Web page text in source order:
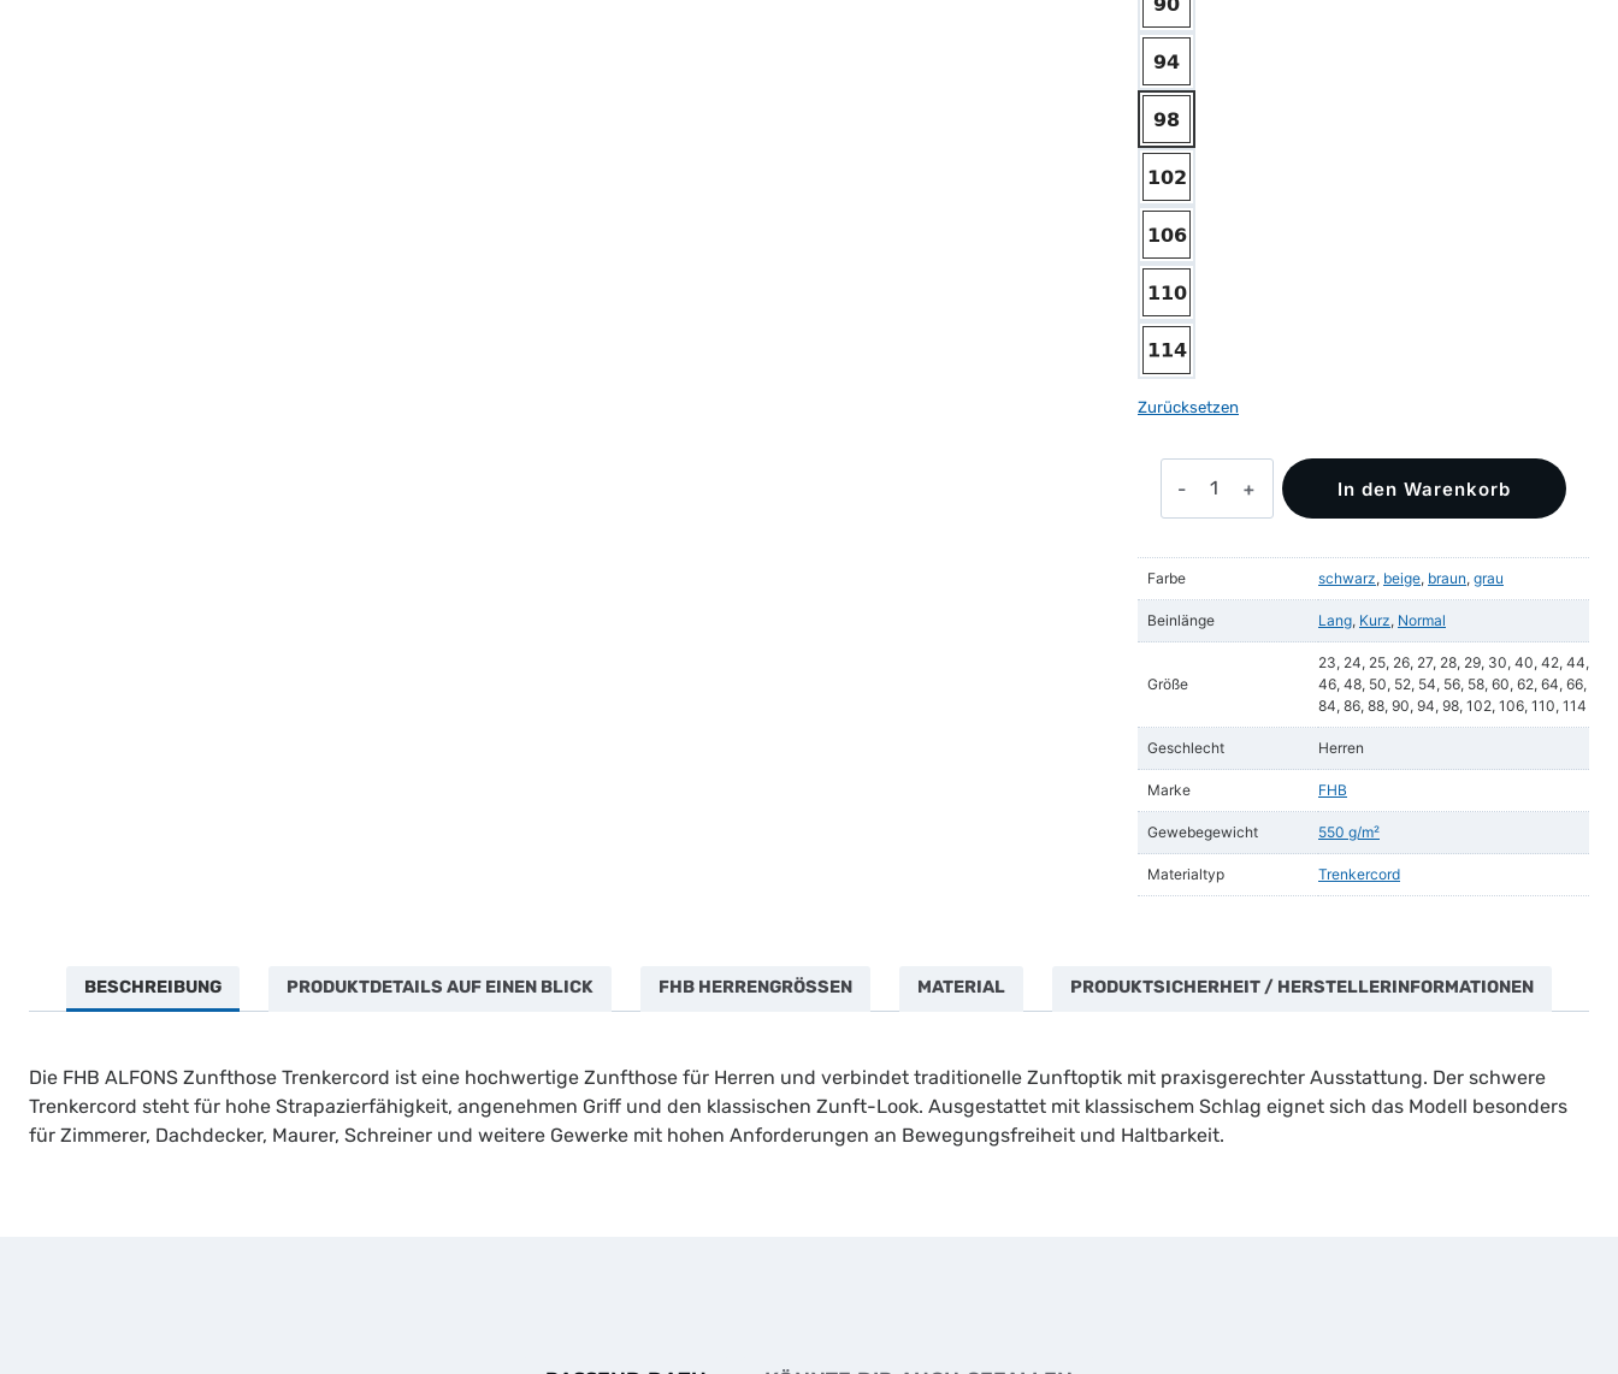
Zurücksetzen
Zunfthose
Menge
In den Warenkorb
Farbe schwarz, beige, braun, grau
Beinlänge Lang, Kurz, Normal
Größe
23, 24, 25, 26, 27, 28, 29, 30, 40, 42, 44,
46, 48, 50, 52, 54, 56, 58, 60, 62, 64, 66,
84, 86, 88, 90, 94, 98, 102, 106, 110, 114
Geschlecht Herren
Marke FHB
Gewebegewicht 550 g/m²
Materialtyp Trenkercord
BESCHREIBUNG PRODUKTDETAILS AUF EINEN BLICK FHB HERRENGRÖSSEN MATERIAL PRODUKTSICHERHEIT / HERSTELLERINFORMATIONEN
Die FHB ALFONS Zunfthose Trenkercord ist eine hochwertige Zunfthose für Herren und verbindet traditionelle Zunftoptik mit praxisgerechter Ausstattung. Der schwere
Trenkercord steht für hohe Strapazierfähigkeit, angenehmen Griff und den klassischen Zunft-Look. Ausgestattet mit klassischem Schlag eignet sich das Modell besonders
für Zimmerer, Dachdecker, Maurer, Schreiner und weitere Gewerke mit hohen Anforderungen an Bewegungsfreiheit und Haltbarkeit.